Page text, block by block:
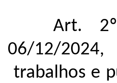
Art.
06/12/2024,
trabalhos e